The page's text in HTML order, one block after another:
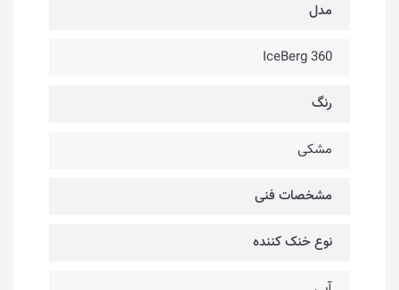
مدل
IceBerg 360
رنگ
مشکی
مشخصات فنی
نوع خنک کننده